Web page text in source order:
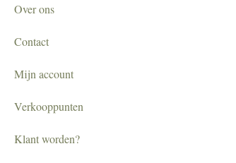
Over ons
Contact
Mijn account
Verkooppunten
Klant worden?